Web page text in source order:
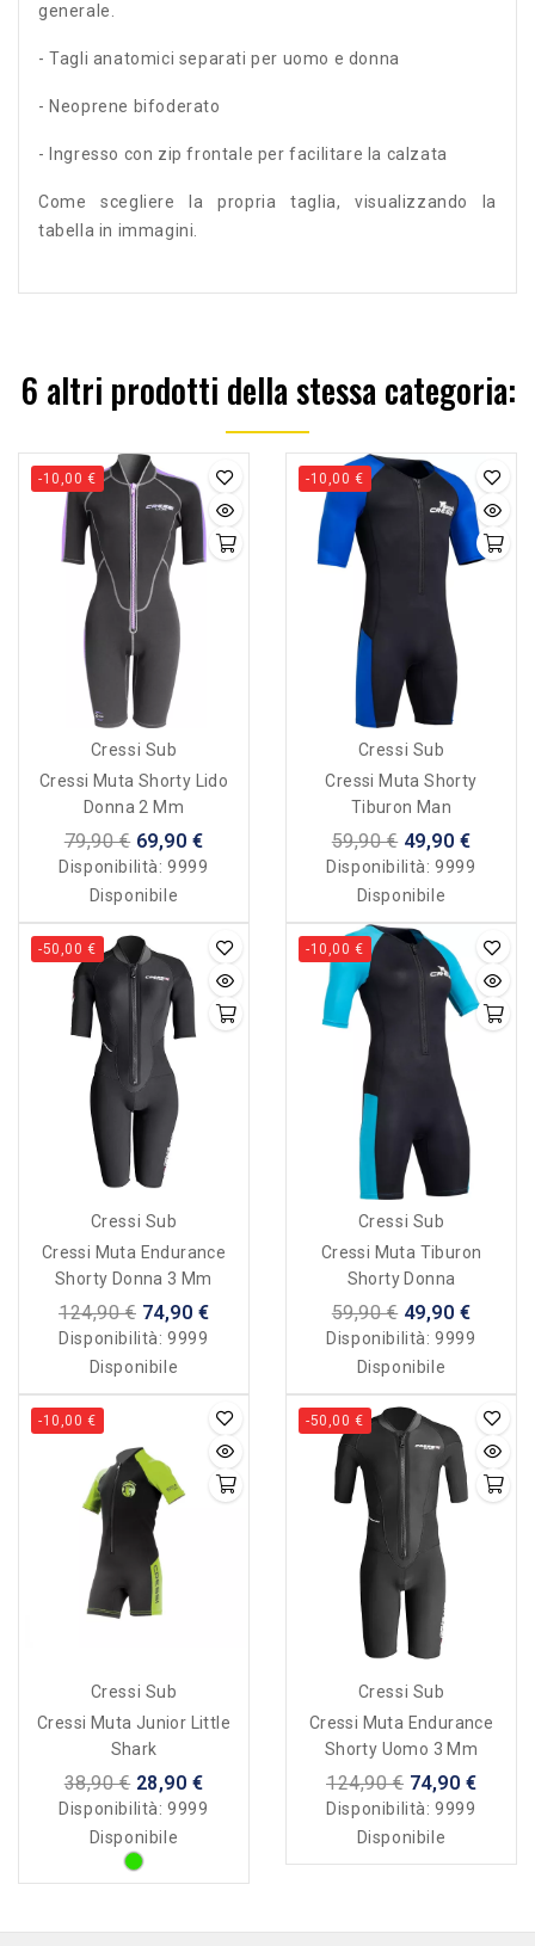
generale.
- Tagli anatomici separati per uomo e donna
- Neoprene bifoderato
- Ingresso con zip frontale per facilitare la calzata
Come scegliere la propria taglia, visualizzando la
tabella in immagini.
6 altri prodotti della stessa categoria:
-10,00 €
Cressi Sub
Cressi Muta Shorty Lido
Donna 2 Mm
79,90 € 69,90 €
Disponibilità:9999
Disponibile
-10,00 €
Cressi Sub
Cressi Muta Shorty
Tiburon Man
59,90 € 49,90 €
Disponibilità:9999
Disponibile
-50,00 €
Cressi Sub
Cressi Muta Endurance
Shorty Donna 3 Mm
124,90 € 74,90 €
Disponibilità:9999
Disponibile
-10,00 €
Cressi Sub
Cressi Muta Tiburon
Shorty Donna
59,90 € 49,90 €
Disponibilità:9999
Disponibile
-10,00 €
Cressi Sub
Cressi Muta Junior Little
Shark
38,90 € 28,90 €
Disponibilità:9999
Disponibile
-50,00 €
Cressi Sub
Cressi Muta Endurance
Shorty Uomo 3 Mm
124,90 € 74,90 €
Disponibilità:9999
Disponibile